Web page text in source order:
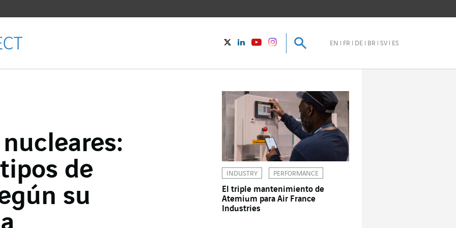
TwitterLinkedInYoutubeinstagram Buscar
EN FR DE BR SV ES
Buscar
de
su
INDUSTRY PERFORMANCE
El triple mantenimiento de
Atemium para Air France
Industries